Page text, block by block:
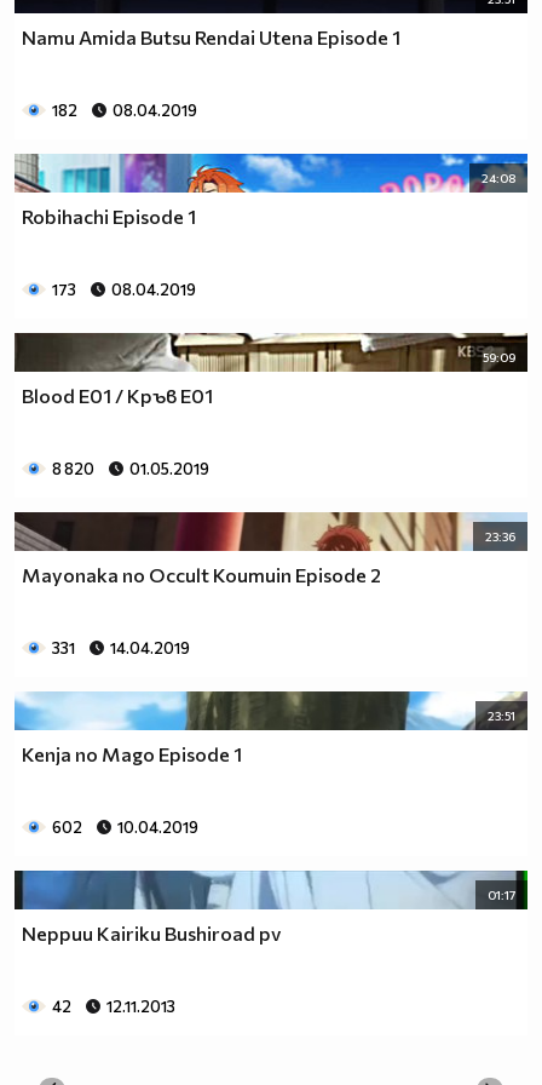
Namu Amida Butsu Rendai Utena Episode 1
182 08.04.2019
24:08
Robihachi Episode 1
173 08.04.2019
59:09
Blood E01 / Кръв Е01
8 820 01.05.2019
23:36
Mayonaka no Occult Koumuin Episode 2
331 14.04.2019
23:51
Kenja no Mago Episode 1
602 10.04.2019
01:17
Neppuu Kairiku Bushiroad pv
42 12.11.2013